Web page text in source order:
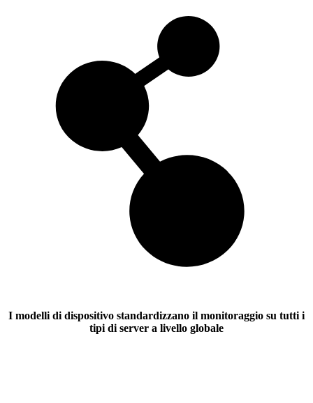
I modelli di dispositivo standardizzano il monitoraggio su tutti i
tipi di server a livello globale